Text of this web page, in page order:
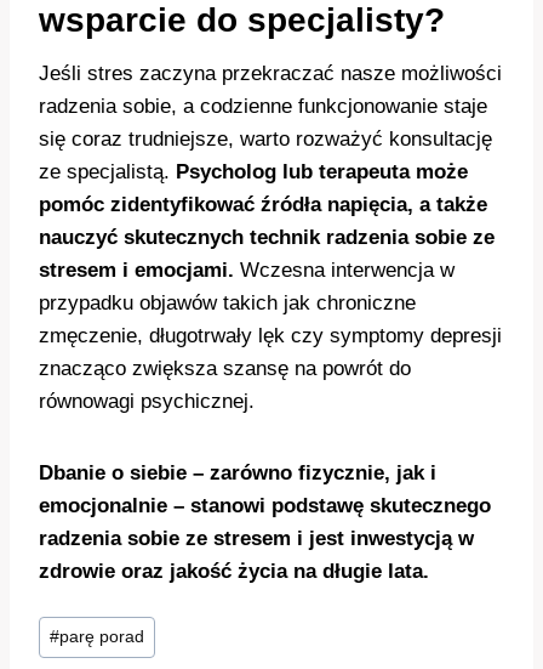
wsparcie do specjalisty?
Jeśli stres zaczyna przekraczać nasze możliwości
radzenia sobie, a codzienne funkcjonowanie staje
się coraz trudniejsze, warto rozważyć konsultację
ze specjalistą. Psycholog lub terapeuta może
pomóc zidentyfikować źródła napięcia, a także
nauczyć skutecznych technik radzenia sobie ze
stresem i emocjami. Wczesna interwencja w
przypadku objawów takich jak chroniczne
zmęczenie, długotrwały lęk czy symptomy depresji
znacząco zwiększa szansę na powrót do
równowagi psychicznej.
Dbanie o siebie – zarówno fizycznie, jak i
emocjonalnie – stanowi podstawę skutecznego
radzenia sobie ze stresem i jest inwestycją w
zdrowie oraz jakość życia na długie lata.
Tagi
wpisu:
#parę porad